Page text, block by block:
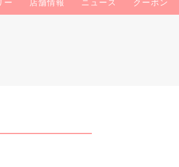
ー 店舗情報 ニュース クーポン